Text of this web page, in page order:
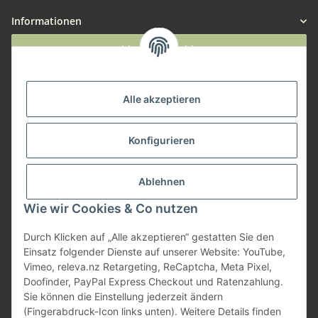
Alle akzeptieren
Konfigurieren
Ablehnen
Wie wir Cookies & Co nutzen
Durch Klicken auf „Alle akzeptieren“ gestatten Sie den
Einsatz folgender Dienste auf unserer Website: YouTube,
Vimeo, releva.nz Retargeting, ReCaptcha, Meta Pixel,
Doofinder, PayPal Express Checkout und Ratenzahlung.
Sie können die Einstellung jederzeit ändern
(Fingerabdruck-Icon links unten). Weitere Details finden
Informationen
Widerruf anmelden
Herstellerinformationen